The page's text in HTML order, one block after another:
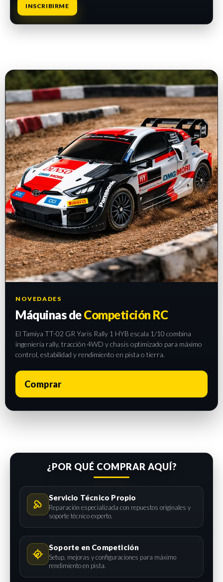
INSCRIBIRME
NOVEDADES
Máquinas deCompetición RC
El Tamiya TT-02 GR Yaris Rally 1 HYB escala 1/10 combina
ingeniería rally, tracción 4WD y chasis optimizado para máximo
control, estabilidad y rendimiento en pista o tierra.
Comprar
¿POR QUÉ COMPRAR AQUÍ?
Servicio Técnico Propio
Reparación especializada con repuestos originales y
soporte técnico experto.
Soporte en Competición
Setup, mejoras y configuraciones para máximo
rendimiento en pista.